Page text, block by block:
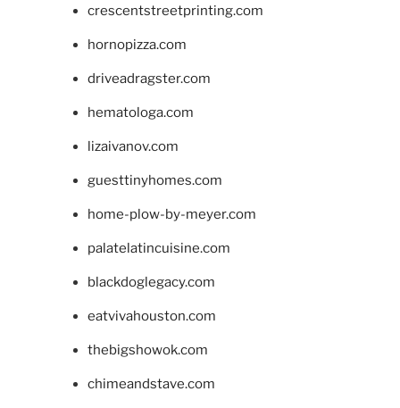
crescentstreetprinting.com
hornopizza.com
driveadragster.com
hematologa.com
lizaivanov.com
guesttinyhomes.com
home-plow-by-meyer.com
palatelatincuisine.com
blackdoglegacy.com
eatvivahouston.com
thebigshowok.com
chimeandstave.com